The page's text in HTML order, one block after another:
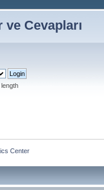
Cevapları
Center